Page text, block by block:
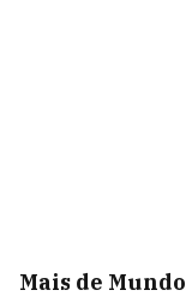
Mais de Mundo